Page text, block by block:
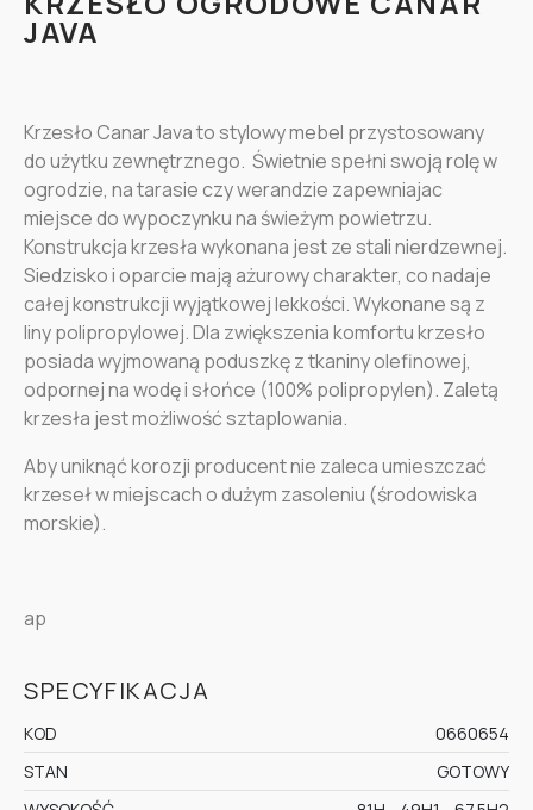
JAVA
Krzesło Canar Java to stylowy mebel przystosowany
do użytku zewnętrznego. Świetnie spełni swoją rolę w
ogrodzie, na tarasie czy werandzie zapewniajac
miejsce do wypoczynku na świeżym powietrzu.
Konstrukcja krzesła wykonana jest ze stali nierdzewnej.
Siedzisko i oparcie mają ażurowy charakter, co nadaje
całej konstrukcji wyjątkowej lekkości. Wykonane są z
liny polipropylowej. Dla zwiększenia komfortu krzesło
posiada wyjmowaną poduszkę z tkaniny olefinowej,
odpornej na wodę i słońce (100% polipropylen). Zaletą
krzesła jest możliwość sztaplowania.
Aby uniknąć korozji producent nie zaleca umieszczać
krzeseł w miejscach o dużym zasoleniu (środowiska
morskie).
ap
SPECYFIKACJA
KOD
0660654
STAN
GOTOWY